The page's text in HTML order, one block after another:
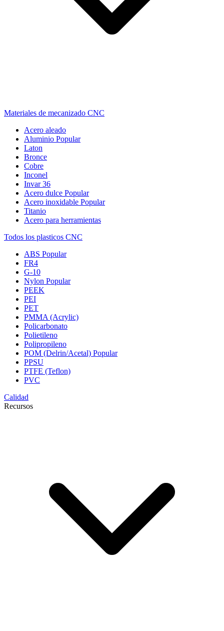
Materiales de mecanizado CNC
Acero aleado
Aluminio Popular
Laton
Bronce
Cobre
Inconel
Invar 36
Acero dulce Popular
Acero inoxidable Popular
Titanio
Acero para herramientas
Todos los plasticos CNC
ABS Popular
FR4
G-10
Nylon Popular
PEEK
PEI
PET
PMMA (Acrylic)
Policarbonato
Polietileno
Polipropileno
POM (Delrin/Acetal) Popular
PPSU
PTFE (Teflon)
PVC
Calidad
Recursos